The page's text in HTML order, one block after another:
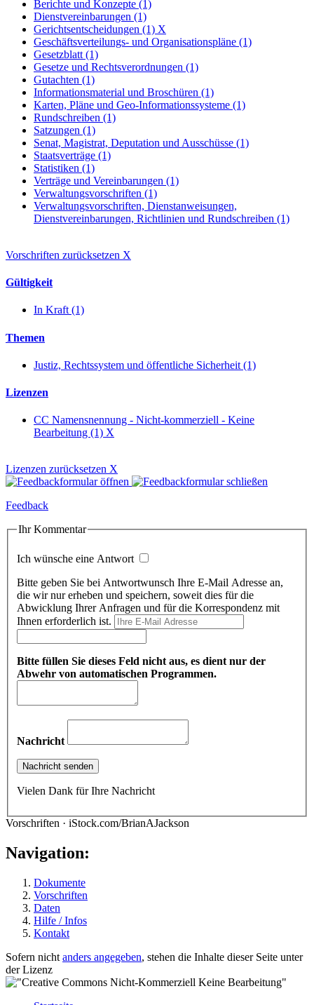
Berichte und Konzepte (1)
Dienstvereinbarungen (1)
Gerichtsentscheidungen (1) X
Geschäftsverteilungs- und Organisationspläne (1)
Gesetzblatt (1)
Gesetze und Rechtsverordnungen (1)
Gutachten (1)
Informationsmaterial und Broschüren (1)
Karten, Pläne und Geo-Informationssysteme (1)
Rundschreiben (1)
Satzungen (1)
Senat, Magistrat, Deputation und Ausschüsse (1)
Staatsverträge (1)
Statistiken (1)
Verträge und Vereinbarungen (1)
Verwaltungsvorschriften (1)
Verwaltungsvorschriften, Dienstanweisungen,
Dienstvereinbarungen, Richtlinien und Rundschreiben (1)
Vorschriften zurücksetzen X
Gültigkeit
In Kraft (1)
Themen
Justiz, Rechtssystem und öffentliche Sicherheit (1)
Lizenzen
CC Namensnennung - Nicht-kommerziell - Keine
Bearbeitung (1) X
Lizenzen zurücksetzen X
Feedback
Ihr Kommentar
Ich wünsche eine Antwort
Bitte geben Sie bei Antwortwunsch Ihre E-Mail Adresse an,
die wir nur erheben und speichern, soweit dies für die
Abwicklung Ihrer Anfragen und für die Korrespondenz mit
Ihnen erforderlich ist.
Bitte füllen Sie dieses Feld nicht aus, es dient nur der
Abwehr von automatischen Programmen.
Nachricht
Vielen Dank für Ihre Nachricht
Vorschriften · iStock.com/BrianAJackson
Navigation:
Dokumente
Vorschriften
Daten
Hilfe / Infos
Kontakt
Sofern nicht anders angegeben, stehen die Inhalte dieser Seite unter
der Lizenz